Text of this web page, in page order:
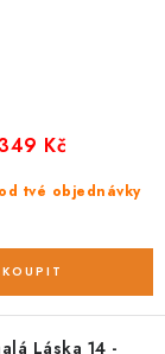
tvé objednávky
Kč
Láska 14 -